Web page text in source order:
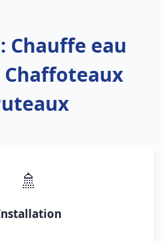
Chauffe eau
🚿